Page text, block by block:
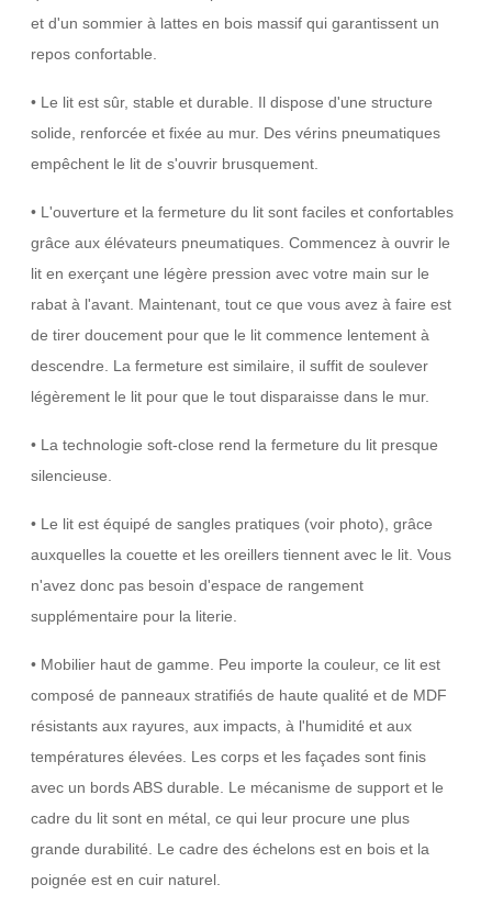
et d'un sommier à lattes en bois massif qui garantissent un
repos confortable.
• Le lit est sûr, stable et durable. Il dispose d'une structure
solide, renforcée et fixée au mur. Des vérins pneumatiques
empêchent le lit de s'ouvrir brusquement.
• L'ouverture et la fermeture du lit sont faciles et confortables
grâce aux élévateurs pneumatiques. Commencez à ouvrir le
lit en exerçant une légère pression avec votre main sur le
rabat à l'avant. Maintenant, tout ce que vous avez à faire est
de tirer doucement pour que le lit commence lentement à
descendre. La fermeture est similaire, il suffit de soulever
légèrement le lit pour que le tout disparaisse dans le mur.
• La technologie soft-close rend la fermeture du lit presque
silencieuse.
• Le lit est équipé de sangles pratiques (voir photo), grâce
auxquelles la couette et les oreillers tiennent avec le lit. Vous
n'avez donc pas besoin d'espace de rangement
supplémentaire pour la literie.
• Mobilier haut de gamme. Peu importe la couleur, ce lit est
composé de panneaux stratifiés de haute qualité et de MDF
résistants aux rayures, aux impacts, à l'humidité et aux
températures élevées. Les corps et les façades sont finis
avec un bords ABS durable. Le mécanisme de support et le
cadre du lit sont en métal, ce qui leur procure une plus
grande durabilité. Le cadre des échelons est en bois et la
poignée est en cuir naturel.